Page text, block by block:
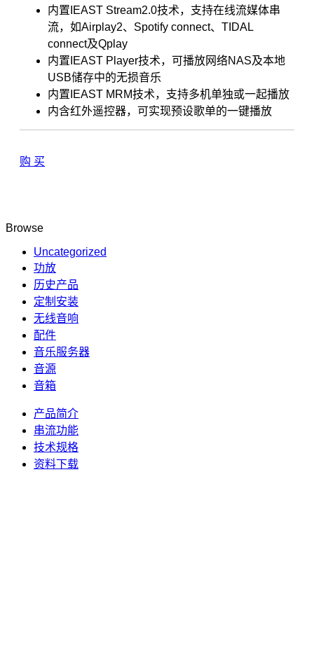
内置IEAST Stream2.0技术，支持在线流媒体串
流，如Airplay2、Spotify connect、TIDAL
connect及Qplay
内置IEAST Player技术，可播放网络NAS及本地
USB储存中的无损音乐
内置IEAST MRM技术，支持多机单独或一起播放
内含红外遥控器，可实现预设歌单的一键播放
购 买
Browse
Uncategorized
功放
历史产品
定制安装
无线音响
配件
音乐服务器
音源
音箱
产品简介
串流功能
技术规格
资料下载